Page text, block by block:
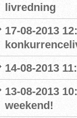
livredning
17-08-2013
14-08-2013
13-08-2013
weekend!